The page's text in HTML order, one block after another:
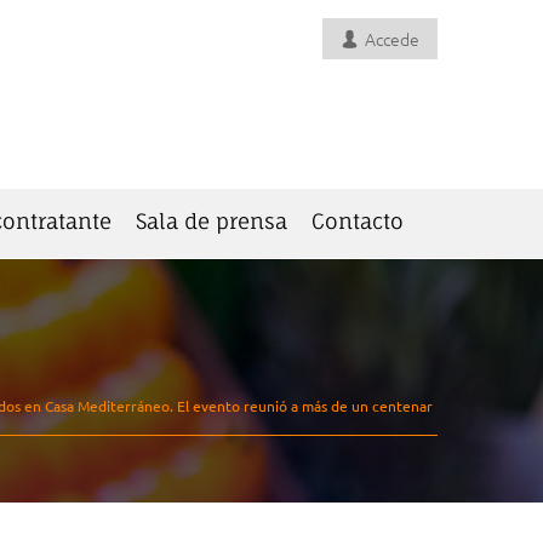
Accede
Sala de prensa Contacto
en Casa Mediterráneo. El evento reunió a más de un centenar